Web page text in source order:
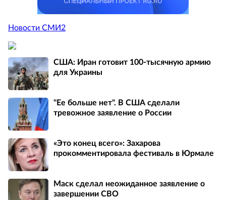
Новости СМИ2
США: Иран готовит 100-тысячную армию
для Украины
"Ее больше нет". В США сделали
тревожное заявление о России
«Это конец всего»: Захарова
прокомментировала фестиваль в Юрмале
Маск сделал неожиданное заявление о
завершении СВО